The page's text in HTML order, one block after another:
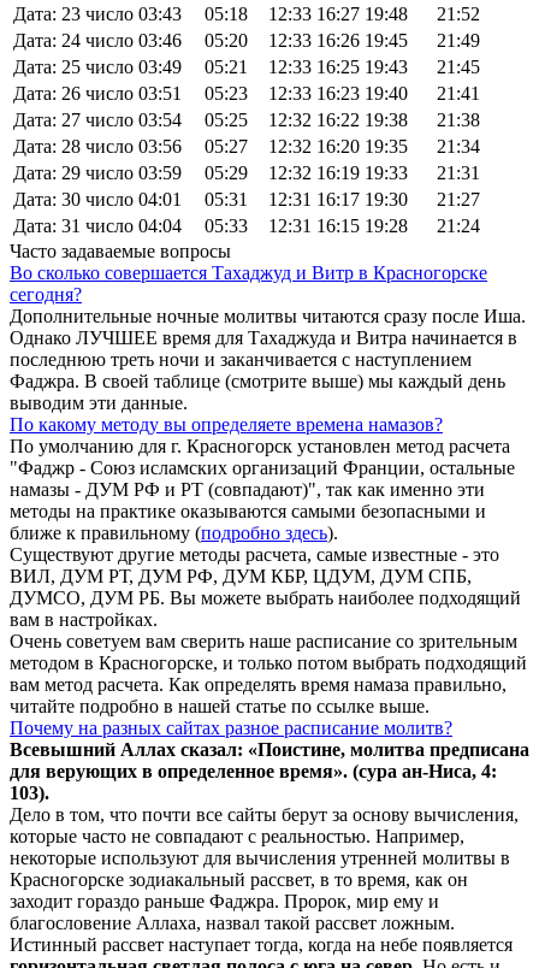
Дата: 23 число 03:43 05:18 12:33 16:27 19:48
21:52
Дата: 24 число 03:46 05:20 12:33 16:26 19:45
21:49
Дата: 25 число 03:49 05:21 12:33 16:25 19:43
21:45
Дата: 26 число 03:51 05:23 12:33 16:23 19:40
21:41
Дата: 27 число 03:54 05:25 12:32 16:22 19:38
21:38
Дата: 28 число 03:56 05:27 12:32 16:20 19:35
21:34
Дата: 29 число 03:59 05:29 12:32 16:19 19:33
21:31
Дата: 30 число 04:01 05:31 12:31 16:17 19:30
21:27
Дата: 31 число 04:04 05:33 12:31 16:15 19:28
21:24
Часто задаваемые вопросы
Во сколько совершается Тахаджуд и Витр в Красногорске
сегодня?
Дополнительные ночные молитвы читаются сразу после Иша.
Однако ЛУЧШЕЕ время для Тахаджуда и Витра начинается в
последнюю треть ночи и заканчивается с наступлением
Фаджра. В своей таблице (смотрите выше) мы каждый день
выводим эти данные.
По какому методу вы определяете времена намазов?
По умолчанию для г. Красногорск установлен метод расчета
"Фаджр - Союз исламских организаций Франции, остальные
намазы - ДУМ РФ и РТ (совпадают)", так как именно эти
методы на практике оказываются самыми безопасными и
ближе к правильному (подробно здесь).
Существуют другие методы расчета, самые известные - это
ВИЛ, ДУМ РТ, ДУМ РФ, ДУМ КБР, ЦДУМ, ДУМ СПБ,
ДУМСО, ДУМ РБ. Вы можете выбрать наиболее подходящий
вам в настройках.
Очень советуем вам сверить наше расписание со зрительным
методом в Красногорске, и только потом выбрать подходящий
вам метод расчета. Как определять время намаза правильно,
читайте подробно в нашей статье по ссылке выше.
Почему на разных сайтах разное расписание молитв?
Всевышний Аллах сказал: «Поистине, молитва предписана
для верующих в определенное время». (сура ан-Ниса, 4:
103).
Дело в том, что почти все сайты берут за основу вычисления,
которые часто не совпадают с реальностью. Например,
некоторые используют для вычисления утренней молитвы в
Красногорске зодиакальный рассвет, в то время, как он
заходит гораздо раньше Фаджра. Пророк, мир ему и
благословение Аллаха, назвал такой рассвет ложным.
Истинный рассвет наступает тогда, когда на небе появляется